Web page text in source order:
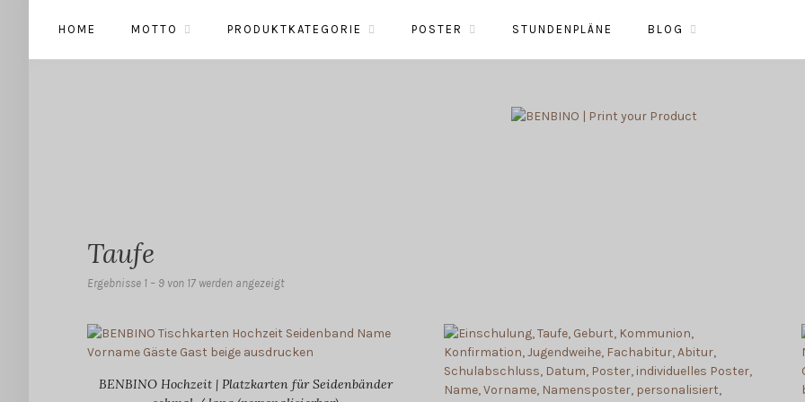
HOME MOTTO PRODUKTKATEGORIE POSTER STUNDENPLÄNE BLOG
Taufe
Ergebnisse 1 – 9 von 17 werden angezeigt
BENBINO Hochzeit | Platzkarten für Seidenbänder